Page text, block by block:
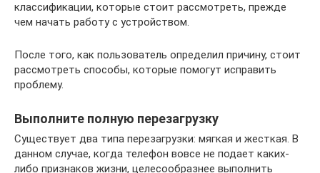
классификации, которые стоит рассмотреть, прежде
чем начать работу с устройством.
После того, как пользователь определил причину, стоит
рассмотреть способы, которые помогут исправить
проблему.
Выполните полную перезагрузку
Существует два типа перезагрузки: мягкая и жесткая. В
данном случае, когда телефон вовсе не подает каких-
либо признаков жизни, целесообразнее выполнить